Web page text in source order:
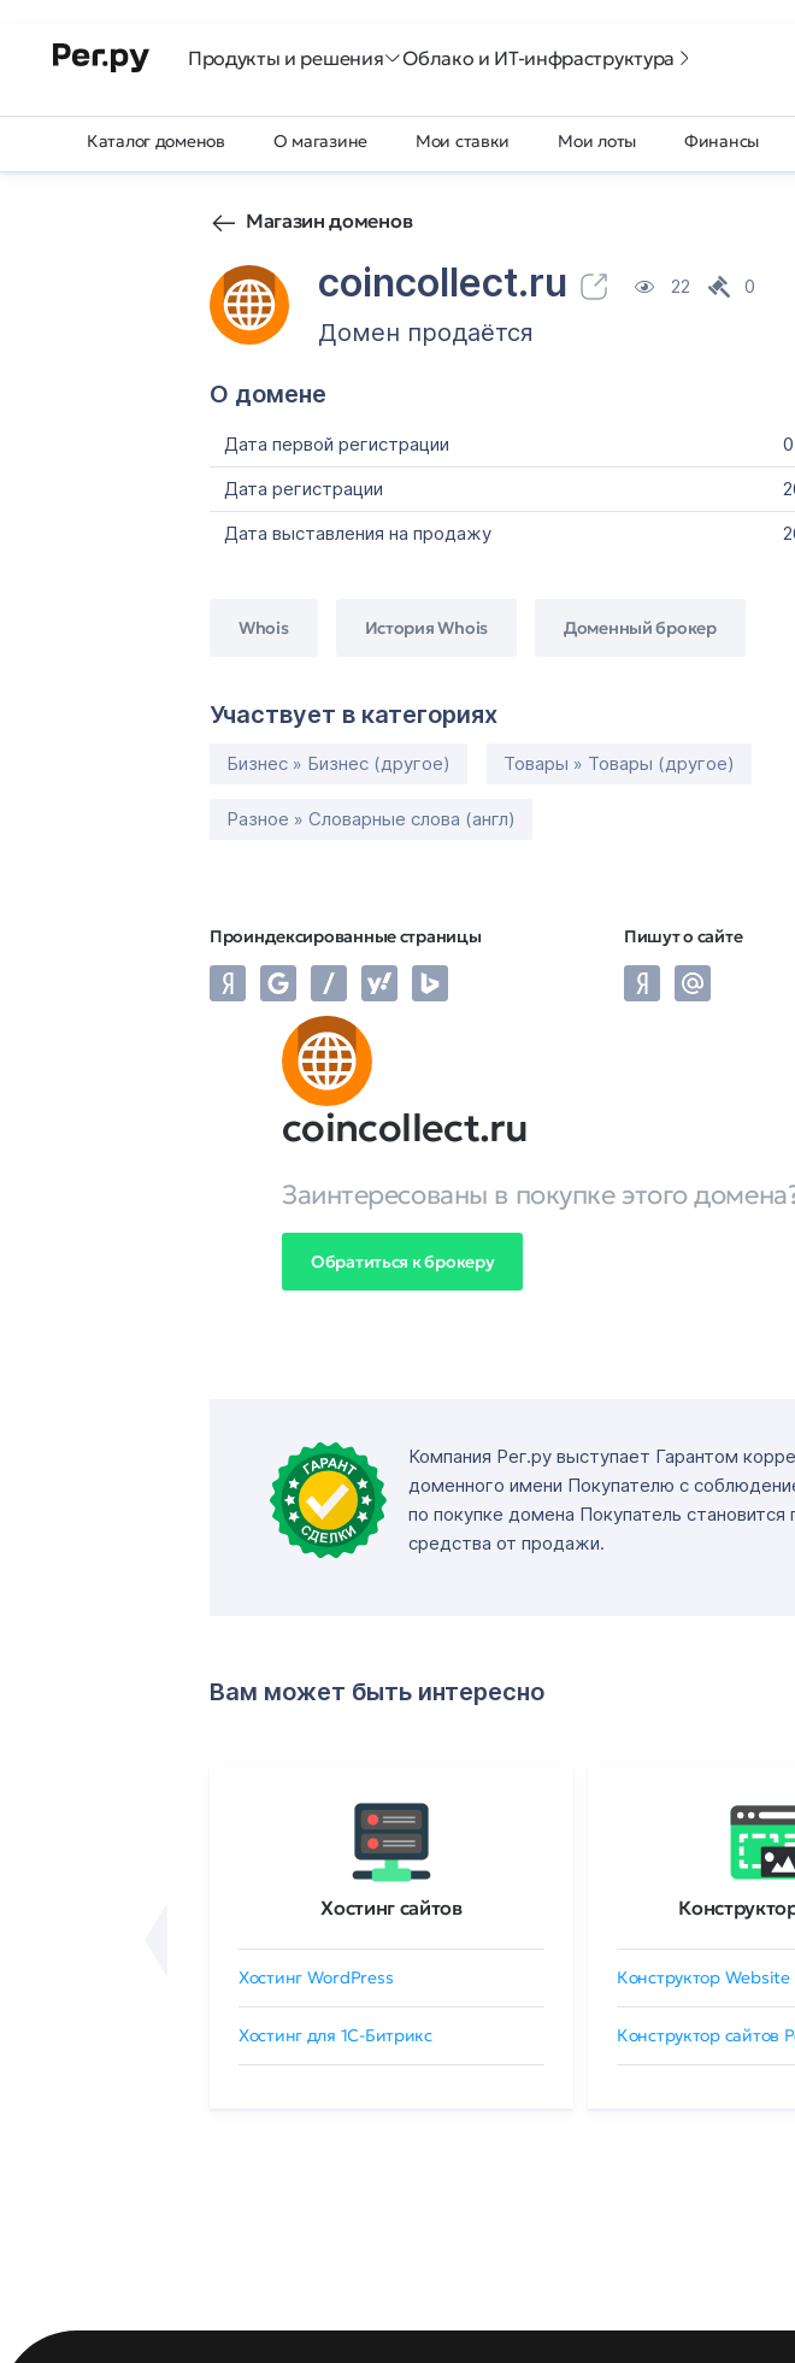
Продукты и решения Облако и ИТ-инфраструктура
Каталог доменов О магазине Мои ставки Мои лоты Финансы
Магазин доменов
coincollect.ru 22 0
Домен продаётся
О домене
Дата первой регистрации
Дата регистрации
Дата выставления на продажу
Whois История Whois Доменный брокер
Участвует в категориях
Бизнес » Бизнес (другое) Товары » Товары (другое)
Разное » Словарные слова (англ)
Проиндексированные страницы Пишут о сайте
coincollect.ru
Заинтересованы в покупке этого
Обратиться к брокеру
Компания Рег.ру выступает Гарантом
доменного имени Покупателю с
по покупке домена Покупатель
средства от продажи.
Вам может быть интересно
Хостинг сайтов
Хостинг WordPress
Хостинг для 1C-Битрикс
Конструктор
Конструктор сайтов